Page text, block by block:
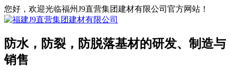
您好，欢迎光临福州J9直营集团建材有限公司官方网站！
防水，防裂，防脱落基材的研发、制造与
销售